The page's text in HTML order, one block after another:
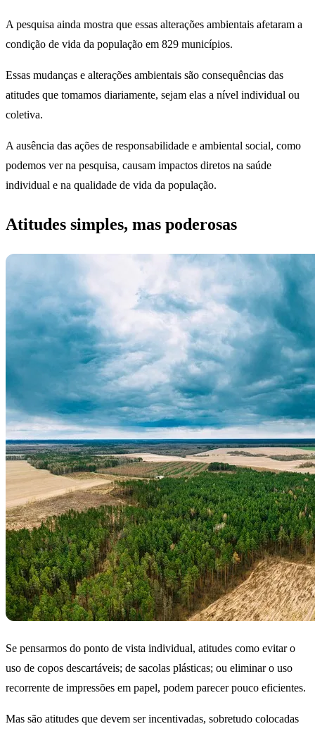
A pesquisa ainda mostra que essas alterações ambientais afetaram a
condição de vida da população em 829 municípios.
Essas mudanças e alterações ambientais são consequências das
atitudes que tomamos diariamente, sejam elas a nível individual ou
coletiva.
A ausência das ações de responsabilidade e ambiental social, como
podemos ver na pesquisa, causam impactos diretos na saúde
individual e na qualidade de vida da população.
Atitudes simples, mas poderosas
Se pensarmos do ponto de vista individual, atitudes como evitar o
uso de copos descartáveis; de sacolas plásticas; ou eliminar o uso
recorrente de impressões em papel, podem parecer pouco eficientes.
Mas são atitudes que devem ser incentivadas, sobretudo colocadas